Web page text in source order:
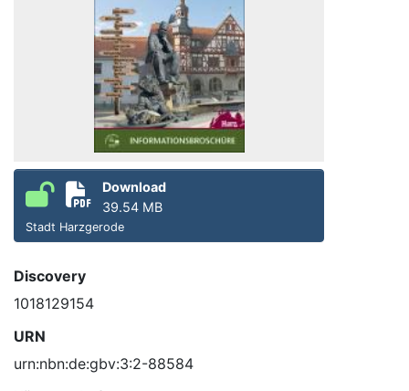
Download
39.54 MB
Stadt Harzgerode
Discovery
1018129154
URN
urn:nbn:de:gbv:3:2-88584